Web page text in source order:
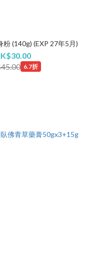
(140g) (EXP 27年5月)
6.7折